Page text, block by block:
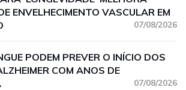
ENVELHECIMENTO VASCULAR EM
07/08/2026
PODEM PREVER O INÍCIO DOS
COM ANOS DE
07/08/2026